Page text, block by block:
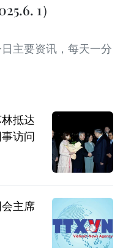
1）
主要资讯，每天一分
抵达
访问
主席